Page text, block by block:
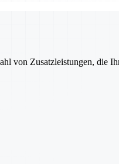
von Zusatzleistungen, die